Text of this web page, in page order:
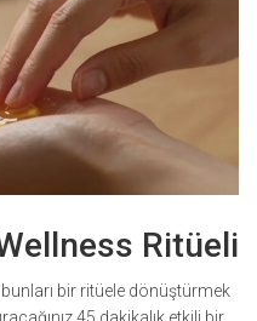
Ritüeli
bir ritüele dönüştürmek